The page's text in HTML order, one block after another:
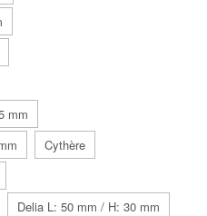
mm
Cythère
Delia L: 50 mm / H: 30 mm